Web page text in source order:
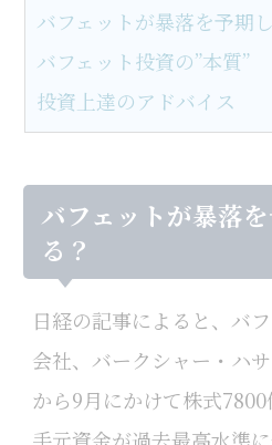
バフェットが暴落を予期
バフェット投資の”本質”
投資上達のアドバイス
バフェットが暴落
る？
日経の記事によると、バ
会社、バークシャー・ハ
から9月にかけて株式7800